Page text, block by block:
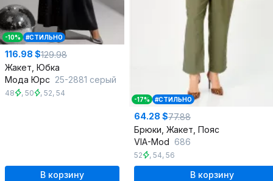
-10% #СТИЛЬНО
116.98 $129.98
Жакет, Юбка
Мода Юрс 25-2881 серый
48 , 50 , 52, 54
В корзину
-17% #СТИЛЬНО
64.28 $77.88
Брюки, Жакет, Пояс
VIA-Mod 686
52 , 54, 56
В корзину